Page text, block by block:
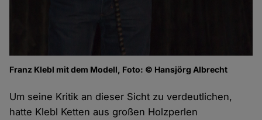
Franz Klebl mit dem Modell, Foto: © Hansjörg Albrecht
Um seine Kritik an dieser Sicht zu verdeutlichen,
hatte Klebl Ketten aus großen Holzperlen